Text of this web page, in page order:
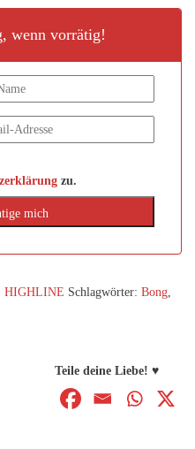
wenn vorrätig!
zu.
HIGHLINE Schlagwörter: Bong
Teile deine Liebe! ♥